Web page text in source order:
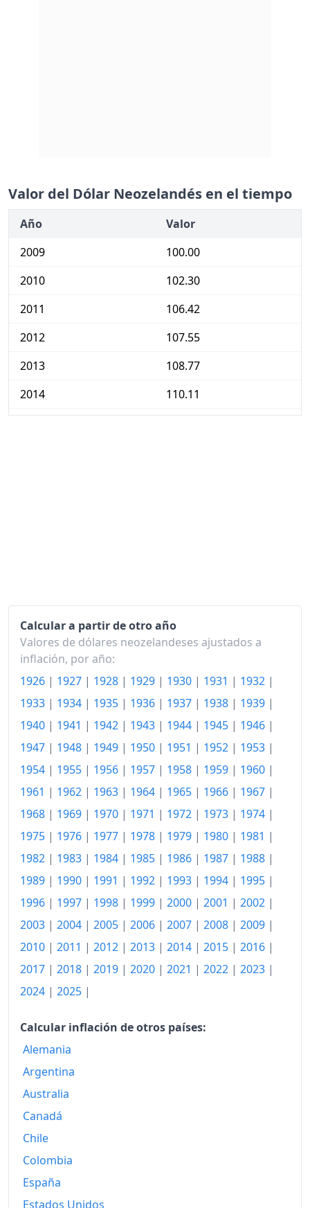
Valor del Dólar Neozelandés en el tiempo
Año
Valor
2009
100.00
2010
102.30
2011
106.42
2012
107.55
2013
108.77
2014
110.11
2022
132.42
2023
140.01
2024
144.11
2025
148.20
2026-Q1
151.16
Hoy
153.60
Calcular a partir de otro año
Valores de dólares neozelandeses ajustados a
inflación, por año:
1926 | 1927 | 1928 | 1929 | 1930 | 1931 | 1932 |
1933 | 1934 | 1935 | 1936 | 1937 | 1938 | 1939 |
1940 | 1941 | 1942 | 1943 | 1944 | 1945 | 1946 |
1947 | 1948 | 1949 | 1950 | 1951 | 1952 | 1953 |
1954 | 1955 | 1956 | 1957 | 1958 | 1959 | 1960 |
1961 | 1962 | 1963 | 1964 | 1965 | 1966 | 1967 |
1968 | 1969 | 1970 | 1971 | 1972 | 1973 | 1974 |
1975 | 1976 | 1977 | 1978 | 1979 | 1980 | 1981 |
1982 | 1983 | 1984 | 1985 | 1986 | 1987 | 1988 |
1989 | 1990 | 1991 | 1992 | 1993 | 1994 | 1995 |
1996 | 1997 | 1998 | 1999 | 2000 | 2001 | 2002 |
2003 | 2004 | 2005 | 2006 | 2007 | 2008 | 2009 |
2010 | 2011 | 2012 | 2013 | 2014 | 2015 | 2016 |
2017 | 2018 | 2019 | 2020 | 2021 | 2022 | 2023 |
2024 | 2025 |
Calcular inflación de otros países:
Alemania
Argentina
Australia
Canadá
Chile
Colombia
España
Estados Unidos